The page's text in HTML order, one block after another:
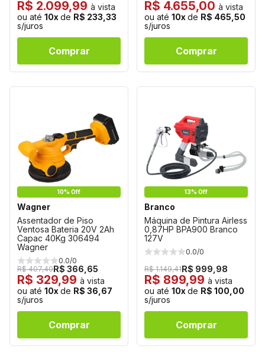
R$ 2.099,99 à vista
ou até 10x de R$ 233,33
s/juros
Comprar
R$ 4.655,00 à vista
ou até 10x de R$ 465,50
s/juros
Comprar
10% Off
Wagner
Assentador de Piso
Ventosa Bateria 20V 2Ah
Capac 40Kg 306494
Wagner
0.0/0
R$ 407,40R$ 366,65
R$ 329,99 à vista
ou até 10x de R$ 36,67
s/juros
Comprar
13% Off
Branco
Máquina de Pintura Airless
0,87HP BPA900 Branco
127V
0.0/0
R$ 1.149,41R$ 999,98
R$ 899,99 à vista
ou até 10x de R$ 100,00
s/juros
Comprar